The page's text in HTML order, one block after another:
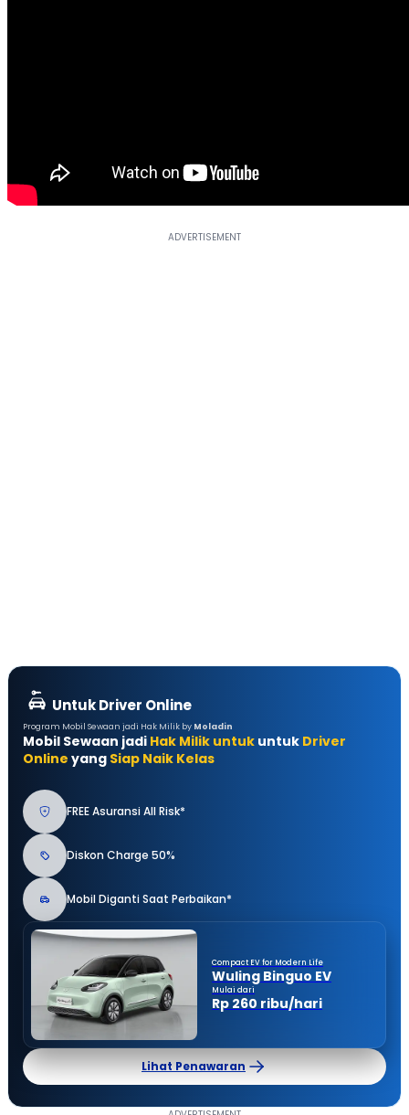
Untuk Driver Online
Program Mobil Sewaan jadi Hak Milik by Moladin
Mobil Sewaan jadi Hak Milik untuk untuk Driver
Online yang Siap Naik Kelas
FREE Asuransi All Risk*
Diskon Charge 50%
Mobil Diganti Saat Perbaikan*
Compact EV for Modern Life
Wuling Binguo EV
Mulai dari
Rp 260 ribu/hari
Lihat Penawaran